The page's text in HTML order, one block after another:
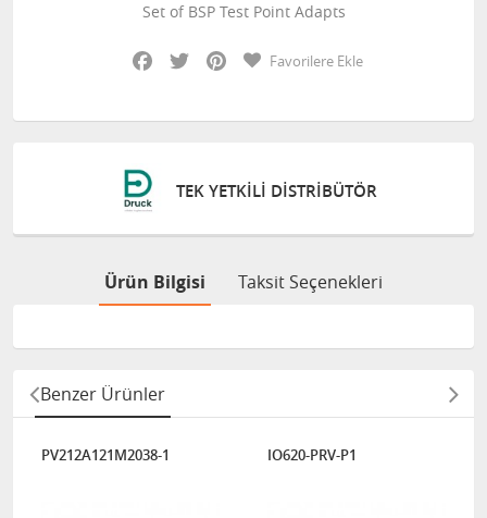
Set of BSP Test Point Adapts
Facebook
Twitter PinterestFavorilere Ekle
DISTRIBÜTÖR
Ürün Bilgisi Taksit Seçenekleri
Benzer Ürünler
PV212A121M2038-1 IO620-PRV-P1